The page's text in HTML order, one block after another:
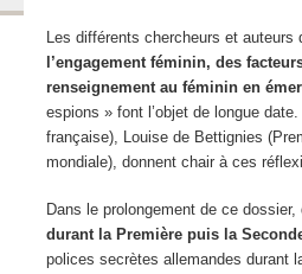
Les différents chercheurs et
l’engagement féminin, des
renseignement au féminin en
espions » font l’objet de longue
française), Louise de Bettignies
mondiale), donnent chair à ces
Dans le prolongement de ce dossier,
durant la Première puis la
polices secrètes allemandes durant